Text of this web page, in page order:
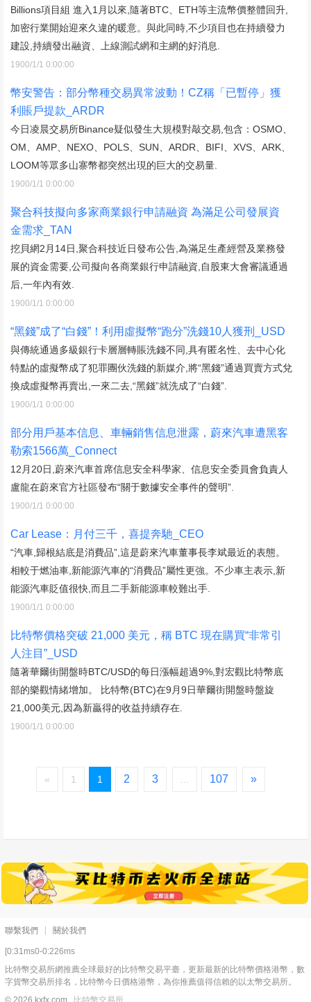
Billions項目組 進入1月以來,隨著BTC、ETH等主流幣價整體回升,
加密行業開始迎來久違的暖意。與此同時,不少項目也在持續發力
建設,持續發出融資、上線測試網和主網的好消息.
1900/1/1 0:00:00
幣安警告：部分幣種交易異常波動！CZ稱「已暫停」獲
利賬戶提款_ARDR
今日凌晨交易所Binance疑似發生大規模對敲交易,包含：OSMO、
OM、AMP、NEXO、POLS、SUN、ARDR、BIFI、XVS、ARK、
LOOM等眾多山寨幣都突然出現的巨大的交易量.
1900/1/1 0:00:00
聚合科技擬向多家商業銀行申請融資 為滿足公司發展資
金需求_TAN
挖貝網2月14日,聚合科技近日發布公告,為滿足生產經營及業務發
展的資金需要,公司擬向各商業銀行申請融資,自股東大會審議通過
后,一年內有效.
1900/1/1 0:00:00
“黑錢”成了“白錢”！利用虛擬幣“跑分”洗錢10人獲刑_USD
與傳統通過多級銀行卡層層轉賬洗錢不同,具有匿名性、去中心化
特點的虛擬幣成了犯罪團伙洗錢的新媒介,將“黑錢”通過買賣方式兌
換成虛擬幣再賣出,一來二去,“黑錢”就洗成了“白錢”.
1900/1/1 0:00:00
部分用戶基本信息、車輛銷售信息泄露，蔚來汽車遭黑客
勒索1566萬_Connect
12月20日,蔚來汽車首席信息安全科學家、信息安全委員會負責人
盧龍在蔚來官方社區發布“關于數據安全事件的聲明”.
1900/1/1 0:00:00
Car Lease：月付三千，喜提奔馳_CEO
“汽車,歸根結底是消費品”,這是蔚來汽車董事長李斌最近的表態。
相較于燃油車,新能源汽車的“消費品”屬性更強。不少車主表示,新
能源汽車貶值很快,而且二手新能源車較難出手.
1900/1/1 0:00:00
比特幣價格突破 21,000 美元，稱 BTC 現在購買“非常引
人注目”_USD
隨著華爾街開盤時BTC/USD的每日漲幅超過9%,對宏觀比特幣底
部的樂觀情緒增加。 比特幣(BTC)在9月9日華爾街開盤時盤旋
21,000美元,因為新贏得的收益持續存在.
1900/1/1 0:00:00
« 1 1 2 3 107 »
聯繫我們 關於我們
[0:31ms0-0:226ms
比特幣交易所網推薦全球最好的比特幣交易平臺，更新最新的比特幣價格港幣，數
字貨幣交易所排名，比特幣今日價格港幣，為你推薦值得信賴的以太幣交易所。
© 2026 kxfx.com
比特幣交易所